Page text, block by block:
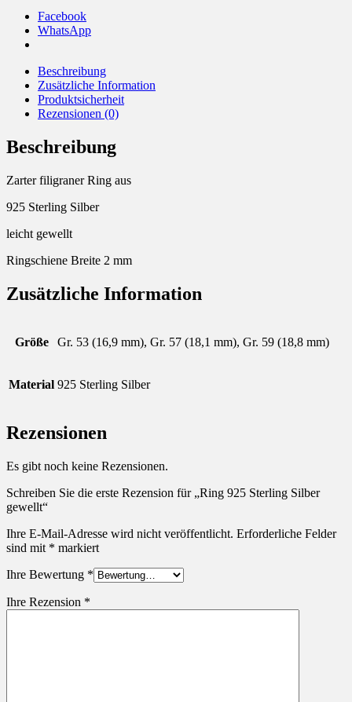
Facebook
WhatsApp
Beschreibung
Zusätzliche Information
Produktsicherheit
Rezensionen (0)
Beschreibung
Zarter filigraner Ring aus
925 Sterling Silber
leicht gewellt
Ringschiene Breite 2 mm
Zusätzliche Information
Größe Gr. 53 (16,9 mm), Gr. 57 (18,1 mm), Gr. 59 (18,8 mm)
Material 925 Sterling Silber
Rezensionen
Es gibt noch keine Rezensionen.
Schreiben Sie die erste Rezension für „Ring 925 Sterling Silber
gewellt“
Ihre E-Mail-Adresse wird nicht veröffentlicht. Erforderliche Felder
sind mit * markiert
Ihre Bewertung *
Ihre Rezension *